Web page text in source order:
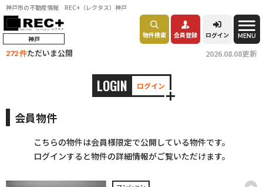
神戸市の不動産情報 REC+（レクタス）神戸
神戸 物件検索 会員登録 ログイン MENU
272 件ただいま公開 2026.08.08更新
LOGIN ログイン
会員物件
こちらの物件は会員様限定で公開している物件です。
ログインすると物件の詳細情報がご覧いただけます。